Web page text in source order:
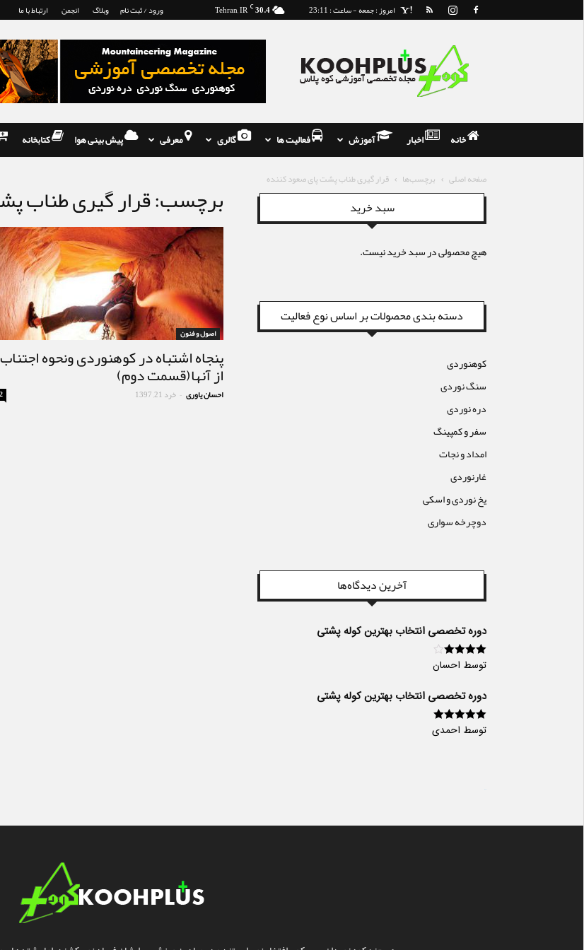
30.4
C
Tehran, IR امروز : جمعه - ساعت : 23:11 ورود / ثبت نام وبلاگ انجمن ارتباط با ما
مجله
و
فروشگاه
تخصصی
نوردی
خانه اخبار آموزش فعالیت ها گالری معرفی پیش بینی هوا کتابخانه
صفحه اصلی برچسب‌ها قرار گیری طناب پشت پای صعود کننده برچسب: قرار گیری طناب
اصول و فنون
پنجاه اشتباه در کوهنوردی ونحوه اجتناب
از آنها(قسمت دوم)
احسان یاوری - خرد 21, 1397 2
سبد خرید
هیچ محصولی در سبد خرید نیست.
دسته بندی محصولات بر اساس نوع فعالیت
کوهنوردی
سنگ نوردی
دره نوردی
سفر و کمپینگ
امداد و نجات
غارنوردی
یخ نوردی و اسکی
دوچرخه سواری
آخرین دیدگاه‌ها
دوره تخصصی انتخاب بهترین کوله پشتی
امتیاز 4از
توسط احسان
دوره تخصصی انتخاب بهترین کوله پشتی
امتیاز 5از 5
توسط احمدی